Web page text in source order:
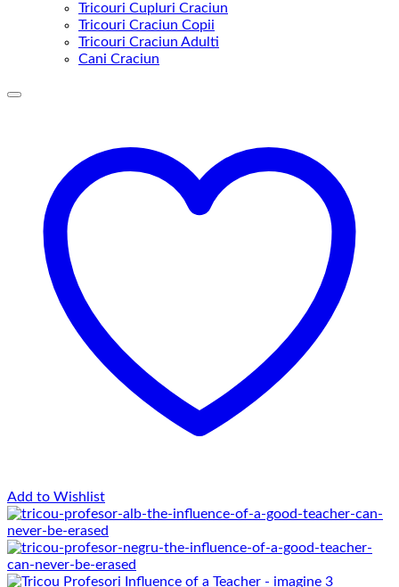
Tricouri Cupluri Craciun
Tricouri Craciun Copii
Tricouri Craciun Adulti
Cani Craciun
Add to Wishlist